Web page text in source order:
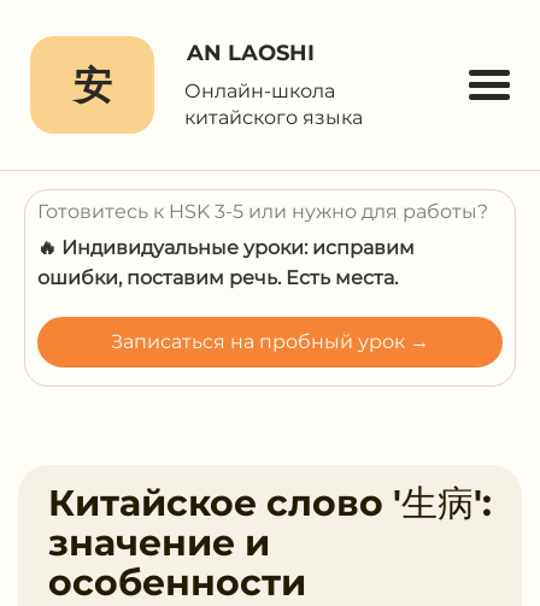
安
AN LAOSHI
Онлайн-школа
китайского языка
Готовитесь к HSK 3-5 или нужно для работы?
🔥 Индивидуальные уроки: исправим
ошибки, поставим речь. Есть места.
Записаться на пробный урок →
Китайское слово '生病':
значение и
особенности